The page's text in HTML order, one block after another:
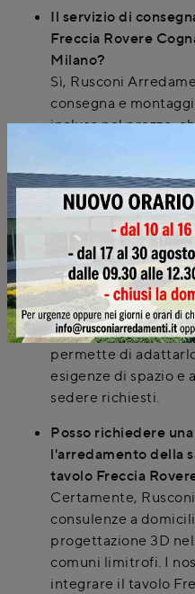
Il servizio di
Freccia Rovere
Milano?
Sì, Rusconi
consegna e
incluso nel prezzo,
Milano. Sarai
di arrivo della
una pulizia sommaria.
Il tavolo Freccia
in diverse forme o
Il tavolo Freccia
disponibile in
che allungabile, e in
rettangolare,
permette di
esigenze di spazio e
sedere richiesti.
Posso richiedere
l'arredamento della
tavolo Freccia
Certamente,
consulenze a
progettazione 3D
comuni limitrofi. I
integrare il tavolo